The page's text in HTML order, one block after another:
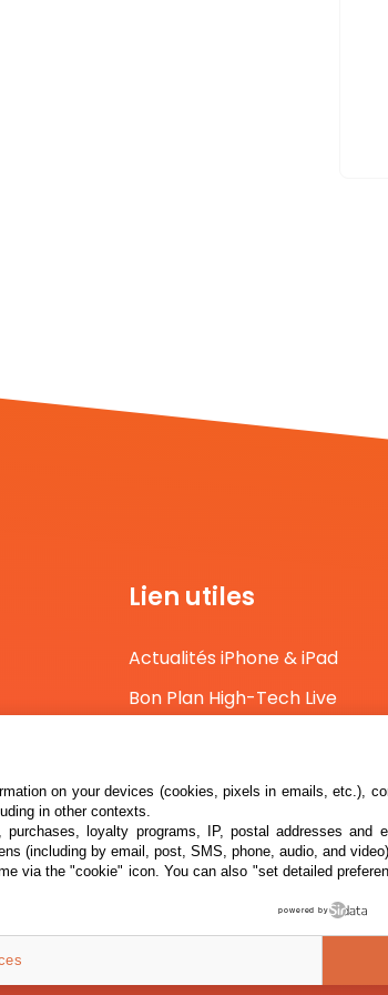
Lien utiles
Actualités iPhone & iPad
Bon Plan High-Tech Live
2012-2026 i2CMedia
on your devices (cookies, pixels in emails, etc.),
in other contexts.
purchases, loyalty programs, IP, postal addresses
(including by email, post, SMS, phone, audio, and
via the "cookie" icon. You can also "set detailed
powered by